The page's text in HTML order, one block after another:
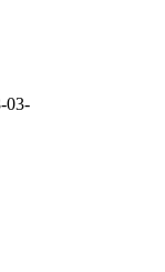
03-